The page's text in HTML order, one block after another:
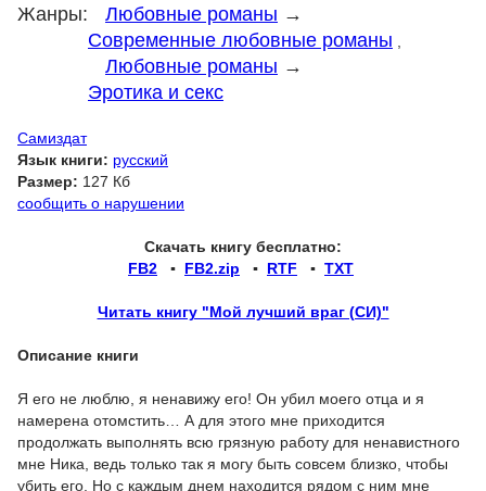
Жанры: Любовные романы →
Современные любовные романы
Любовные романы →
Эротика и секс
Самиздат
Язык книги: русский
Размер: 127 Кб
сообщить о нарушении
Скачать книгу бесплатно:
FB2 ▪ FB2.zip ▪ RTF ▪ TXT
Читать книгу "Мой лучший враг (СИ)"
Описание книги
Я его не люблю, я ненавижу его! Он убил моего отца и я
намерена отомстить… А для этого мне приходится
продолжать выполнять всю грязную работу для ненавистного
мне Ника, ведь только так я могу быть совсем близко, чтобы
убить его. Но с каждым днем находится рядом с ним мне